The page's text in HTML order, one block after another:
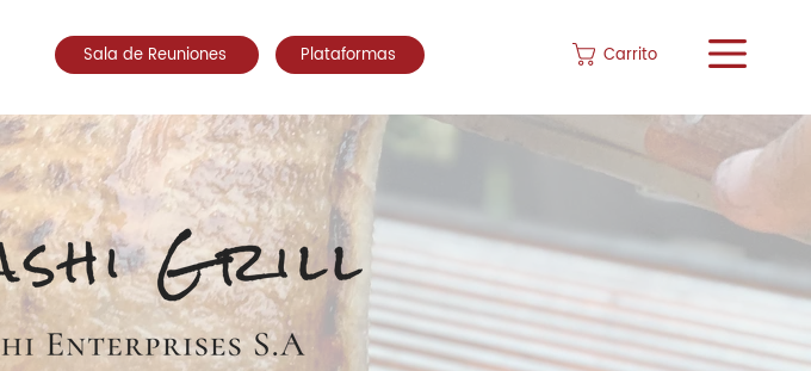
Sala de Reuniones Plataformas Carrito